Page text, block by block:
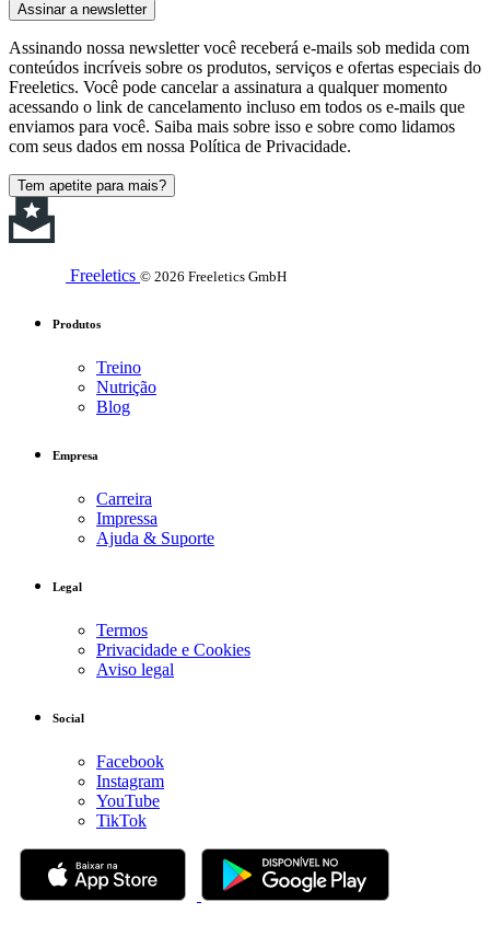
Assinar a newsletter
Assinando nossa newsletter você receberá e-mails sob medida com
conteúdos incríveis sobre os produtos, serviços e ofertas especiais do
Freeletics. Você pode cancelar a assinatura a qualquer momento
acessando o link de cancelamento incluso em todos os e-mails que
enviamos para você. Saiba mais sobre isso e sobre como lidamos
com seus dados em nossa Política de Privacidade.
Tem apetite para mais?
Freeletics © 2026 Freeletics GmbH
Produtos
Treino
Nutrição
Blog
Empresa
Carreira
Impressa
Ajuda & Suporte
Legal
Termos
Privacidade e Cookies
Aviso legal
Social
Facebook
Instagram
YouTube
TikTok